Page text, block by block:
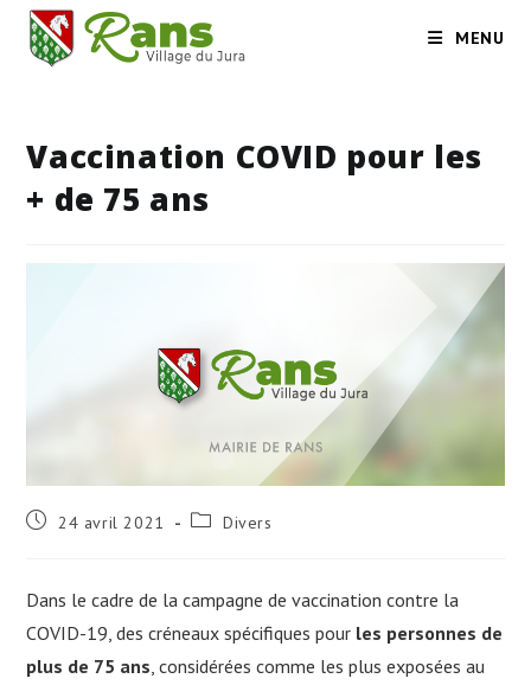
content
MENU
Vaccination COVID pour les
+ de 75 ans
Publication
24 avril 2021
Post Divers
Dans le cadre de la campagne de vaccination contre la
COVID-19, des créneaux spécifiques pour les personnes de
plus de 75 ans , considérées comme les plus exposées au